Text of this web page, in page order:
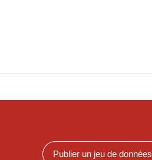
Publier un jeu de données